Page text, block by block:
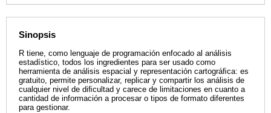
Sinopsis
R tiene, como lenguaje de programación enfocado al análisis
estadístico, todos los ingredientes para ser usado como
herramienta de análisis espacial y representación cartográﬁca: es
gratuito, permite personalizar, replicar y compartir los análisis de
cualquier nivel de diﬁcultad y carece de limitaciones en cuanto a
cantidad de información a procesar o tipos de formato diferentes
para gestionar.